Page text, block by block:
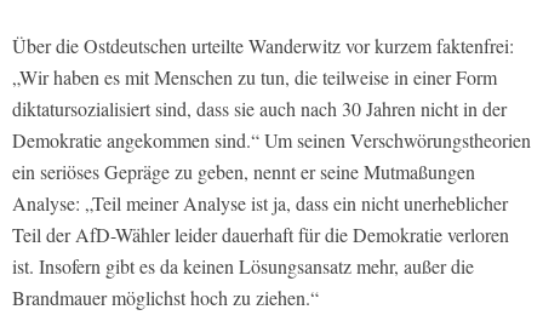
Über die Ostdeutschen urteilte Wanderwitz vor kurzem faktenfrei:
„Wir haben es mit Menschen zu tun, die teilweise in einer Form
diktatursozialisiert sind, dass sie auch nach 30 Jahren nicht in der
Demokratie angekommen sind.“ Um seinen Verschwörungstheorien
ein seriöses Gepräge zu geben, nennt er seine Mutmaßungen
Analyse: „Teil meiner Analyse ist ja, dass ein nicht unerheblicher
Teil der AfD-Wähler leider dauerhaft für die Demokratie verloren
ist. Insofern gibt es da keinen Lösungsansatz mehr, außer die
Brandmauer möglichst hoch zu ziehen.“